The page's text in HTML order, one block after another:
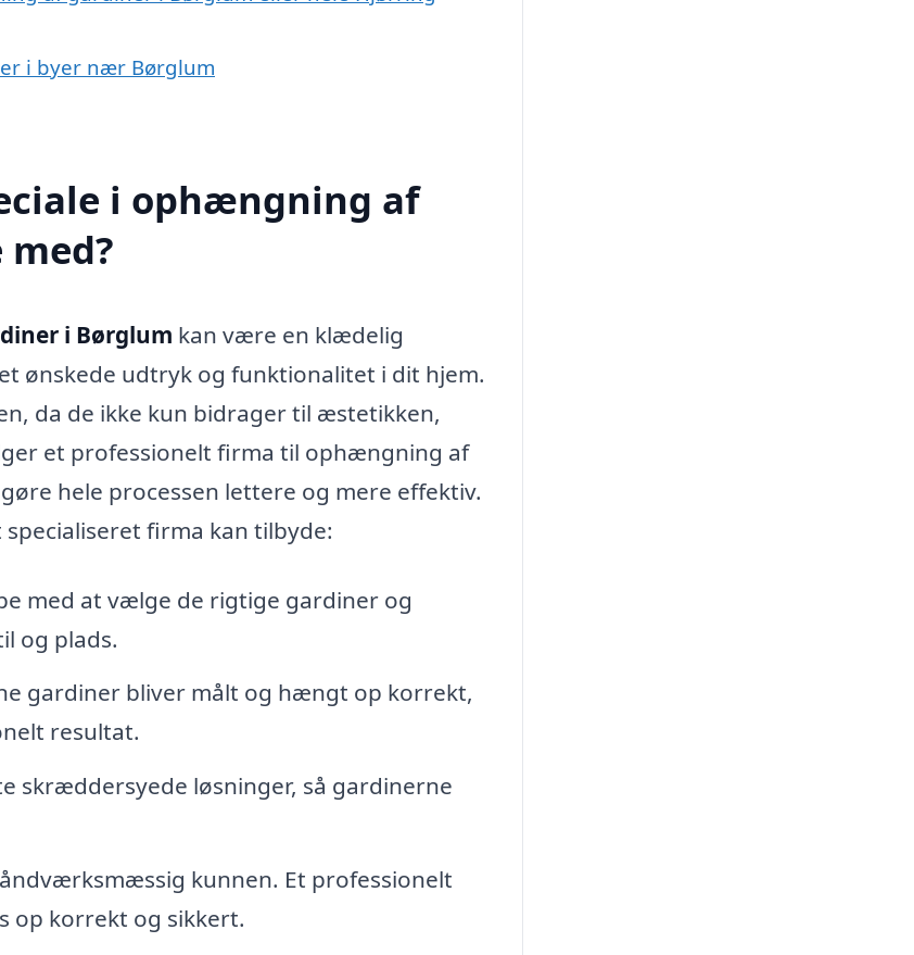
i byer nær Børglum
i ophængning af
i Børglum kan være en klædelig
ønskede udtryk og funktionalitet i dit hjem.
da de ikke kun bidrager til æstetikken,
et professionelt firma til ophængning af
hele processen lettere og mere effektiv.
firma kan tilbyde:
med at vælge de rigtige gardiner og
og plads.
gardiner bliver målt og hængt op korrekt,
resultat.
skræddersyede løsninger, så gardinerne
kunnen. Et professionelt
op korrekt og sikkert.